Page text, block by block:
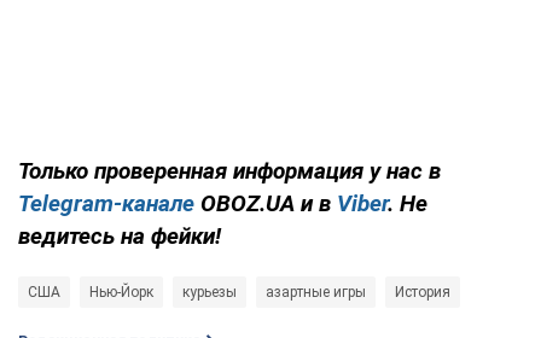
Только проверенная информация у нас в
Telegram-канале OBOZ.UA и в Viber. Не
ведитесь на фейки!
США Нью-Йорк курьезы азартные игры История